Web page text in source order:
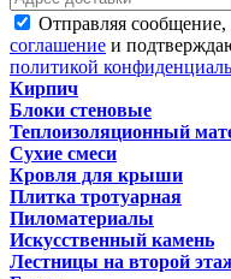
Отправляя
соглашение и
политикой
Кирпич
Блоки стеновые
Теплоизоляционный
Сухие смеси
Кровля для крыши
Плитка тротуарная
Пиломатериалы
Искусственный камень
Лестницы на второй